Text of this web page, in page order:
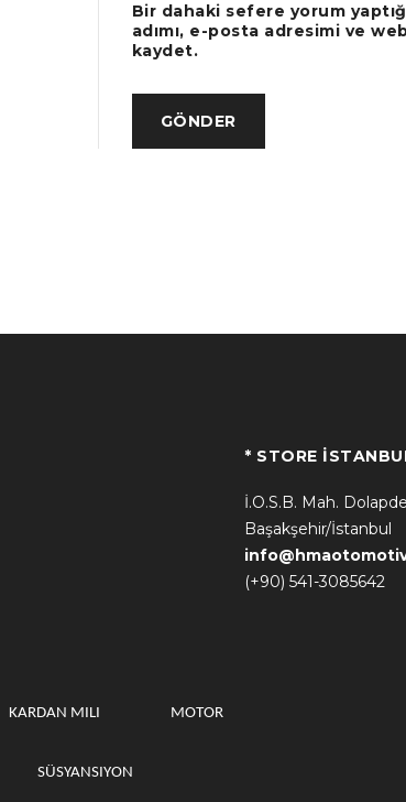
Bir dahaki sefere yorum
adımı, e-posta adresimi ve
kaydet.
* STORE
İ.O.S.B. Mah.
Başakşehir/İstanbul
(+90) 541-3085642
KARDAN MILI MOTOR
SÜSYANSIYON